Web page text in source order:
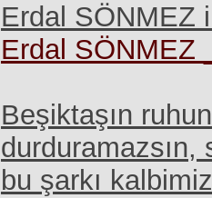
Erdal SÖNMEZ
Erdal SÖNMEZ
Beşiktaşın
durduramazsın,
bu şarkı